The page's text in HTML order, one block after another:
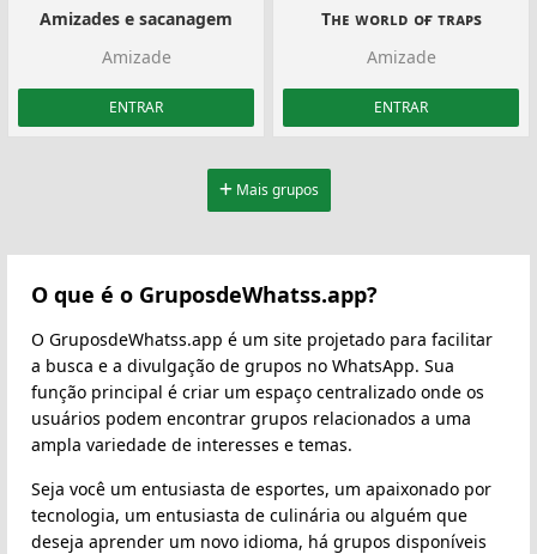
Amizades e sacanagem
Amizade
ENTRAR
Tʜᴇ ᴡᴏʀʟᴅ ᴏғ ᴛʀᴀᴘs
Amizade
ENTRAR
Mais grupos
O que é o GruposdeWhatss.app?
O GruposdeWhatss.app é um site projetado para facilitar
a busca e a divulgação de grupos no WhatsApp. Sua
função principal é criar um espaço centralizado onde os
usuários podem encontrar grupos relacionados a uma
ampla variedade de interesses e temas.
Seja você um entusiasta de esportes, um apaixonado por
tecnologia, um entusiasta de culinária ou alguém que
deseja aprender um novo idioma, há grupos disponíveis